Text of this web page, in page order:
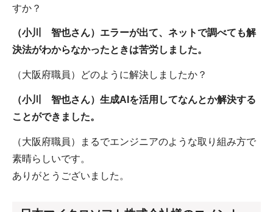
すか？
（小川 智也さん）エラーが出て、ネットで調べても解
決法がわからなかったときは苦労しました。
（大阪府職員）どのように解決しましたか？
（小川 智也さん）生成AIを活用してなんとか解決する
ことができました。
（大阪府職員）まるでエンジニアのような取り組み方で
素晴らしいです。
ありがとうございました。